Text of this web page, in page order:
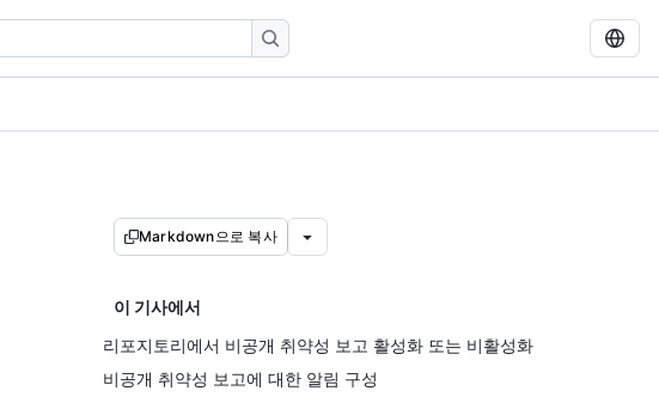
Markdown으로 복사
이 기사에서
리포지토리에서 비공개 취약성 보고 활성화 또는 비활성화
비공개 취약성 보고에 대한 알림 구성